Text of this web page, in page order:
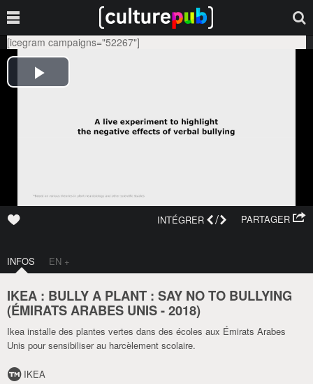
[icegram campaigns="52267"]
PARTAGER
INTÉGRER /
INFOS EN +
IKEA : BULLY A PLANT : SAY NO TO BULLYING
(ÉMIRATS ARABES UNIS-2018)
Ikea installe des plantes vertes dans des écoles aux Émirats Arabes
Unis pour sensibiliser au harcèlement scolaire.
IKEA